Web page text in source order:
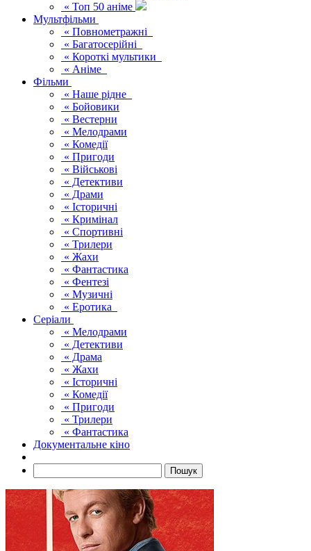
« Топ 50 аніме
Мультфільми
« Повнометражні
« Багатосерійні
« Короткі мультики
« Аніме
Фільми
« Наше рідне
« Бойовики
« Вестерни
« Мелодрами
« Комедії
« Пригоди
« Військові
« Детективи
« Драми
« Історичні
« Кримінал
« Спортивні
« Трилери
« Жахи
« Фантастика
« Фентезі
« Музичні
« Еротика
Серіали
« Мелодрами
« Детективи
« Драма
« Жахи
« Історичні
« Комедії
« Пригоди
« Трилери
« Фантастика
Документальне кіно
Пошук